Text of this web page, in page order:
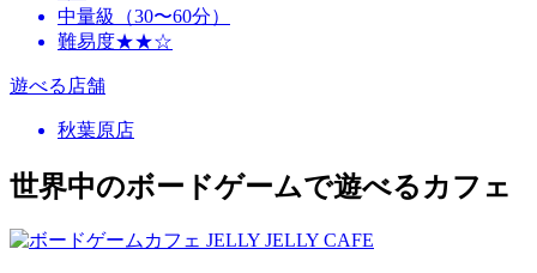
中量級（30〜60分）
難易度★★☆
遊べる店舗
秋葉原店
世界中のボードゲームで遊べるカフェ